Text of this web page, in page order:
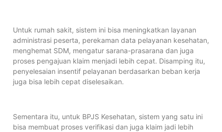
Untuk rumah sakit, sistem ini bisa meningkatkan layanan
administrasi peserta, perekaman data pelayanan kesehatan,
menghemat SDM, mengatur sarana-prasarana dan juga
proses pengajuan klaim menjadi lebih cepat. Disamping itu,
penyelesaian insentif pelayanan berdasarkan beban kerja
juga bisa lebih cepat diselesaikan.
Sementara itu, untuk BPJS Kesehatan, sistem yang satu ini
bisa membuat proses verifikasi dan juga klaim jadi lebih